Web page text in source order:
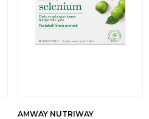
AMWAY NUTRIWAY